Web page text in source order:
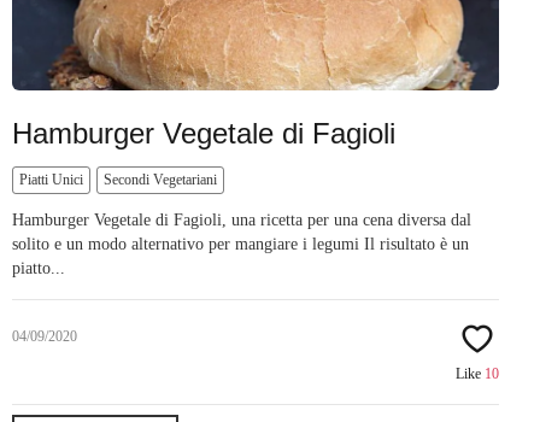
Hamburger Vegetale di Fagioli
Piatti Unici Secondi Vegetariani
Hamburger Vegetale di Fagioli, una ricetta per una cena diversa dal
solito e un modo alternativo per mangiare i legumi Il risultato è un
piatto...
04/09/2020
Like 10